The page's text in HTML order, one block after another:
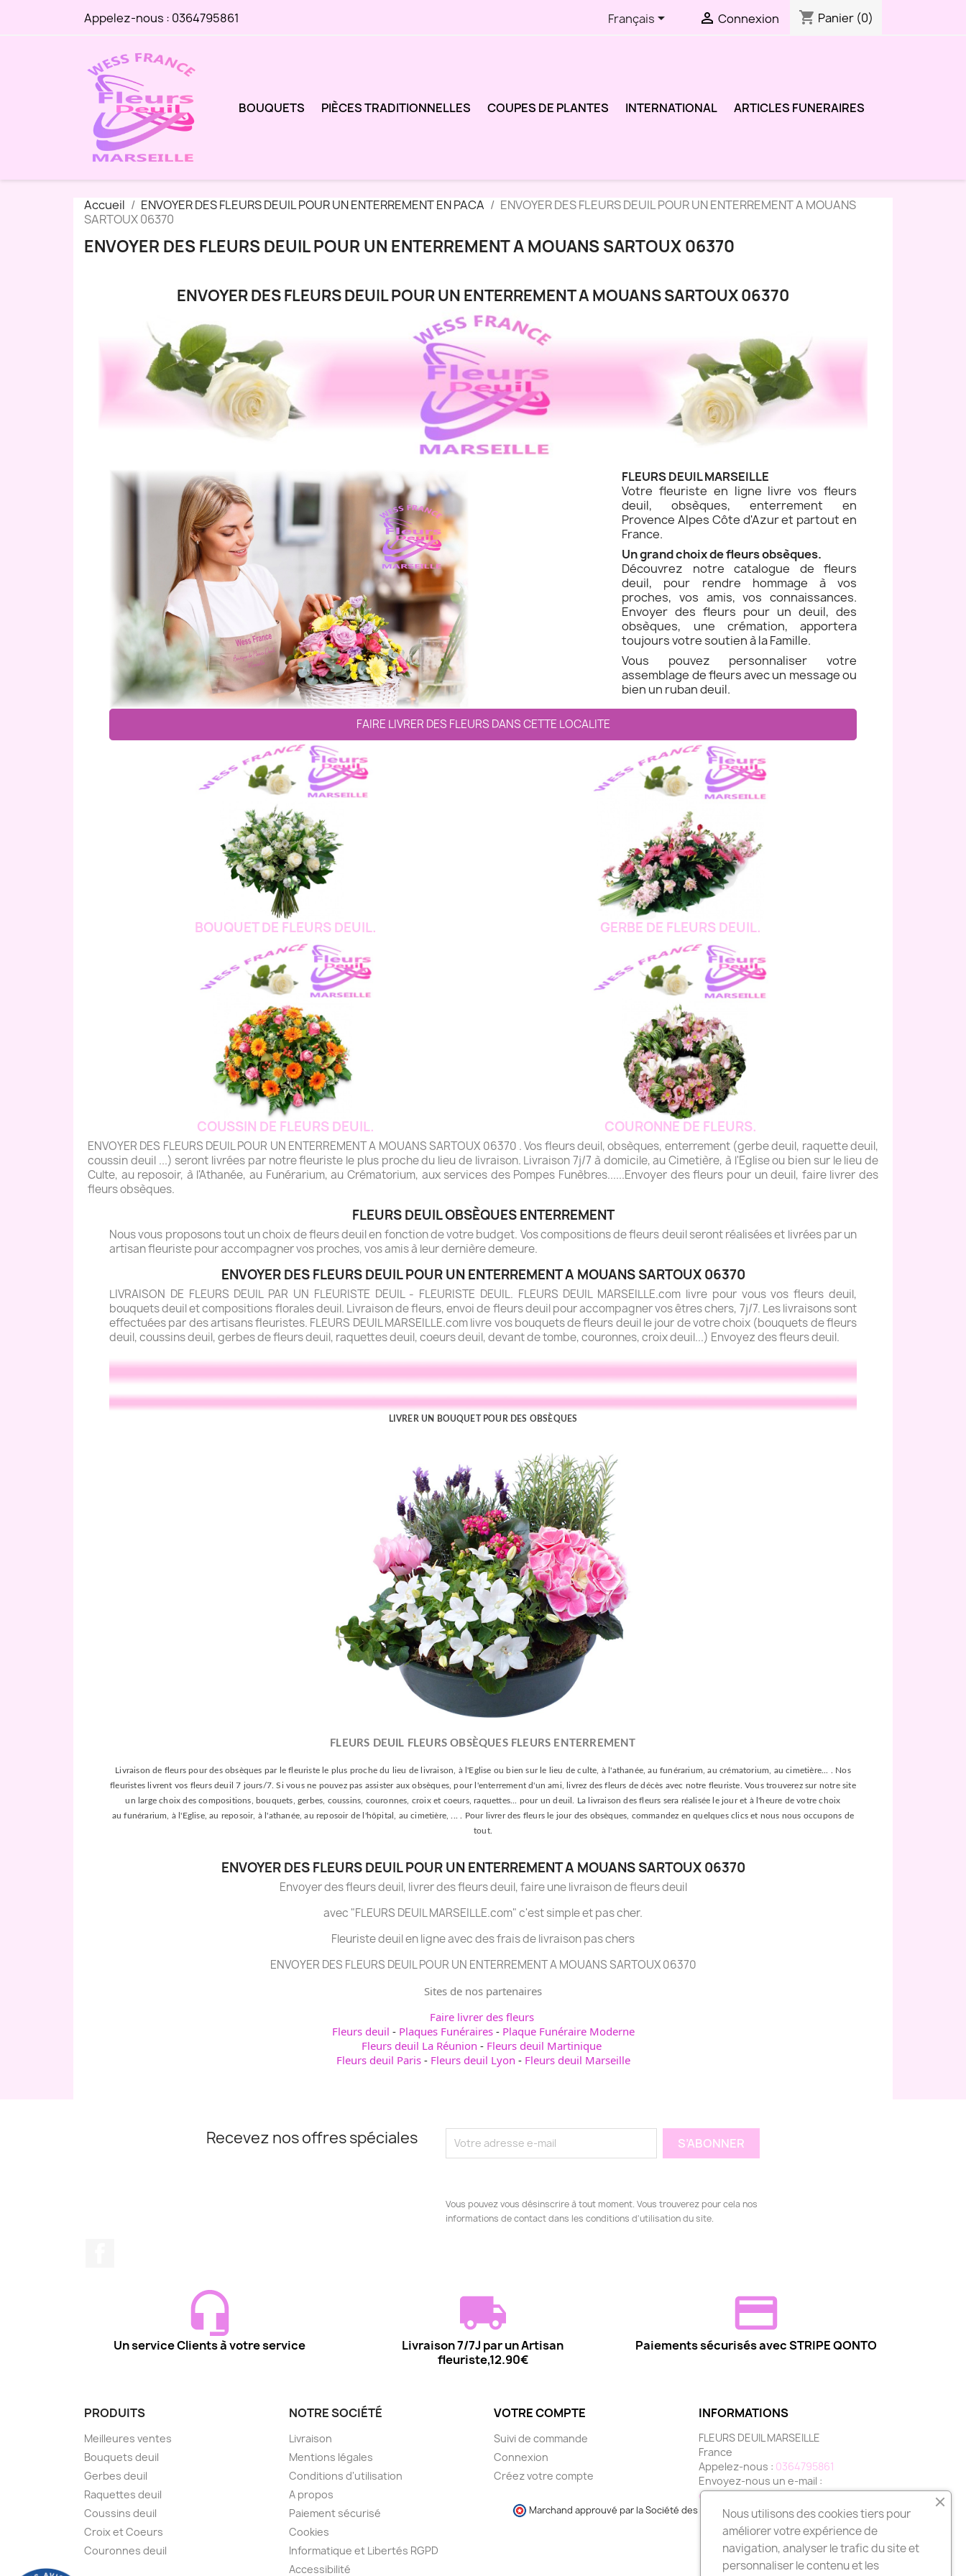
Appelez-nous : 0364795861 Français  Connexion shopping_cart Panier (0)
BOUQUETS PIÈCES TRADITIONNELLES COUPES DE PLANTES INTERNATIONAL ARTICLES FUNERAIRES
Accueil ENVOYER DES FLEURS DEUIL POUR UN ENTERREMENT EN PACA
ENVOYER DES FLEURS DEUIL POUR UN ENTERREMENT A MOUANS
SARTOUX 06370
ENVOYER DES FLEURS DEUIL POUR UN ENTERREMENT A MOUANS SARTOUX 06370
ENVOYER DES FLEURS DEUIL POUR UN ENTERREMENT A MOUANS SARTOUX 06370
FLEURS DEUIL MARSEILLE
Votre fleuriste en ligne livre vos fleurs
deuil, obsèques, enterrement en
Provence Alpes Côte d'Azur et partout en
France.
Un grand choix de fleurs obsèques.
Découvrez notre catalogue de fleurs
deuil, pour rendre hommage à vos
proches, vos amis, vos connaissances.
Envoyer des fleurs pour un deuil, des
obsèques, une crémation, apportera
toujours votre soutien à la Famille.
Vous pouvez personnaliser votre
assemblage de fleurs avec un message ou
bien un ruban deuil.
FAIRE LIVRER DES FLEURS DANS CETTE LOCALITE
BOUQUET DE FLEURS DEUIL. GERBE DE FLEURS DEUIL.
COUSSIN DE FLEURS DEUIL. COURONNE DE FLEURS.
ENVOYER DES FLEURS DEUIL POUR UN ENTERREMENT A MOUANS SARTOUX 06370 . Vos fleurs deuil, obsèques, enterrement (gerbe deuil, raquette deuil,
coussin deuil ...) seront livrées par notre fleuriste le plus proche du lieu de livraison. Livraison 7j/7 à domicile, au Cimetière, à l'Eglise ou bien sur le lieu de
Culte, au reposoir, à l'Athanée, au Funérarium, au Crématorium, aux services des Pompes Funèbres......Envoyer des fleurs pour un deuil, faire livrer des
fleurs obsèques.
FLEURS DEUIL OBSÈQUES ENTERREMENT
Nous vous proposons tout un choix de fleurs deuil en fonction de votre budget. Vos compositions de fleurs deuil seront réalisées et livrées par un
artisan fleuriste pour accompagner vos proches, vos amis à leur dernière demeure.
ENVOYER DES FLEURS DEUIL POUR UN ENTERREMENT A MOUANS SARTOUX 06370
LIVRAISON DE FLEURS DEUIL PAR UN FLEURISTE DEUIL - FLEURISTE DEUIL. FLEURS DEUIL MARSEILLE.com livre pour vous vos fleurs deuil,
bouquets deuil et compositions florales deuil. Livraison de fleurs, envoi de fleurs deuil pour accompagner vos êtres chers, 7j/7. Les livraisons sont
effectuées par des artisans fleuristes. FLEURS DEUIL MARSEILLE.com livre vos bouquets de fleurs deuil le jour de votre choix (bouquets de fleurs
deuil, coussins deuil, gerbes de fleurs deuil, raquettes deuil, coeurs deuil, devant de tombe, couronnes, croix deuil...) Envoyez des fleurs deuil.
LIVRER UN BOUQUET POUR DES OBSÈQUES
FLEURS DEUIL FLEURS OBSÈQUES FLEURS ENTERREMENT
Livraison de fleurs pour des obsèques par le fleuriste le plus proche du lieu de livraison, à l'Eglise ou bien sur le lieu de culte, à l'athanée, au funérarium, au crématorium, au cimetière... . Nos
fleuristes livrent vos fleurs deuil 7 jours/7. Si vous ne pouvez pas assister aux obsèques, pour l'enterrement d'un ami, livrez des fleurs de décès avec notre fleuriste. Vous trouverez sur notre site
un large choix des compositions, bouquets, gerbes, coussins, couronnes, croix et coeurs, raquettes... pour un deuil. La livraison des fleurs sera réalisée le jour et à l'heure de votre choix
au funérarium, à l'Eglise, au reposoir, à l'athanée, au reposoir de l'hôpital, au cimetière, ... . Pour livrer des fleurs le jour des obsèques, commandez en quelques clics et nous nous occupons de
tout.
ENVOYER DES FLEURS DEUIL POUR UN ENTERREMENT A MOUANS SARTOUX 06370
Envoyer des fleurs deuil, livrer des fleurs deuil, faire une livraison de fleurs deuil
avec "FLEURS DEUIL MARSEILLE.com" c'est simple et pas cher.
Fleuriste deuil en ligne avec des frais de livraison pas chers
ENVOYER DES FLEURS DEUIL POUR UN ENTERREMENT A MOUANS SARTOUX 06370
Sites de nos partenaires
Faire livrer des fleurs
Fleurs deuil - Plaques Funéraires- Plaque Funéraire Moderne
Fleurs deuil La Réunion - Fleurs deuil Martinique
Fleurs deuil Paris- Fleurs deuil Lyon - Fleurs deuil Marseille
Recevez nos offres spéciales
Vous pouvez vous désinscrire à tout moment. Vous trouverez pour cela nos
informations de contact dans les conditions d'utilisation du site.
Un service Clients à votre service
Livraison 7/7J par un Artisan
fleuriste,12.90€
Paiements sécurisés avec STRIPE QONTO
PRODUITS
Meilleures ventes
Bouquets deuil
Gerbes deuil
Raquettes deuil
Coussins deuil
Croix et Coeurs
Couronnes deuil
NOTRE SOCIÉTÉ
Livraison
Mentions légales
Conditions d'utilisation
A propos
Paiement sécurisé
Cookies
Informatique et Libertés RGPD
Accessibilité
VOTRE COMPTE
Suivi de commande
Connexion
Créez votre compte
INFORMATIONS
FLEURS DEUIL MARSEILLE
France
Appelez-nous : 0364795861
Envoyez-nous un e-mail :
contact@fleurs-deuil-marseille.com
Marchand approuvé par la Société des Avis Garantis,cliquez ici pour vérifier.
Nous utilisons des cookies tiers pour
améliorer votre expérience de
navigation, analyser le trafic du site et
personnaliser le contenu et les